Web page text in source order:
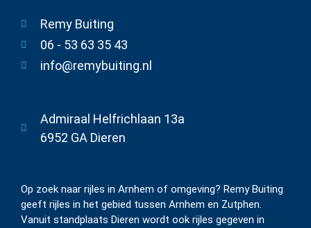
Remy Buiting
06 - 53 63 35 43
info@remybuiting.nl
Admiraal Helfrichlaan 13a
6952 GA Dieren
Op zoek naar rijles in Arnhem of omgeving? Remy Buiting
geeft rijles in het gebied tussen Arnhem en Zutphen.
Vanuit standplaats Dieren wordt ook rijles gegeven in